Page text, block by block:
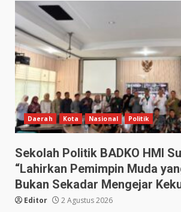
Daerah Kota Nasional Politik
Sekolah Politik BADKO HMI
“Lahirkan Pemimpin Muda
Bukan Sekadar Mengejar
Editor 2 Agustus 2026